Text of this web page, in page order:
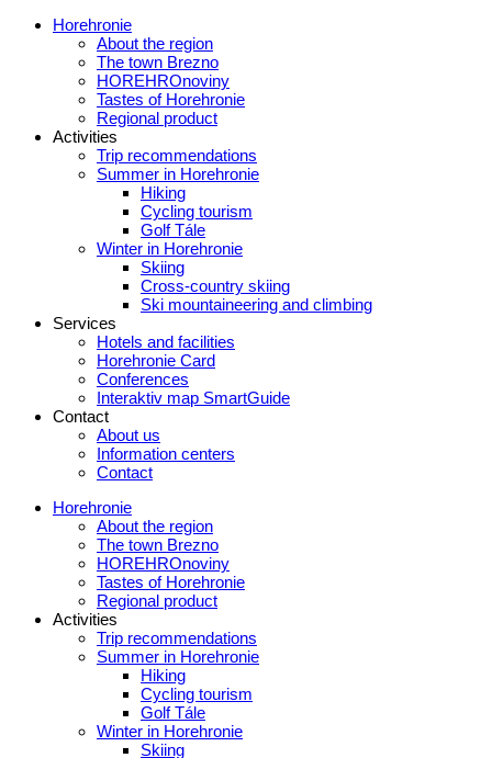
Horehronie
About the region
The town Brezno
HOREHROnoviny
Tastes of Horehronie
Regional product
Activities
Trip recommendations
Summer in Horehronie
Hiking
Cycling tourism
Golf Tále
Winter in Horehronie
Skiing
Cross-country skiing
Ski mountaineering and climbing
Services
Hotels and facilities
Horehronie Card
Conferences
Interaktiv map SmartGuide
Contact
About us
Information centers
Contact
Horehronie
About the region
The town Brezno
HOREHROnoviny
Tastes of Horehronie
Regional product
Activities
Trip recommendations
Summer in Horehronie
Hiking
Cycling tourism
Golf Tále
Winter in Horehronie
Skiing